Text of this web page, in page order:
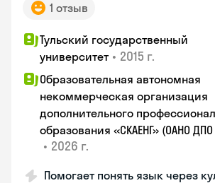
1 отзыв
Тульский государственный
университет • 2015 г.
Образовательная автономная
некоммерческая организация
дополнительного
образования «СКАЕНГ» (ОАНО ДПО
• 2026 г.
Помогает понять язык через